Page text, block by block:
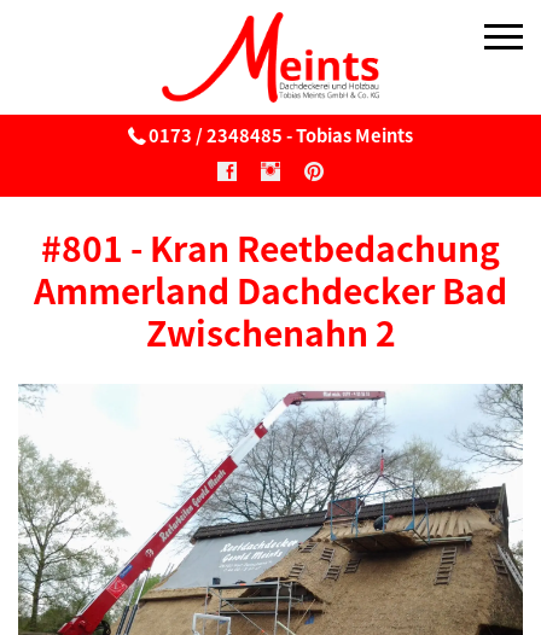
Über uns
Reetdach
Reetdach
Wartung & Pflege von Reetdächern
Reetbedachung v. Windmühlen
Sonnenschirme aus Reet
Kunstreet
0173 / 2348485 - Tobias Meints
#801 - Kran Reetbedachung
Ammerland Dachdecker Bad
Zwischenahn 2